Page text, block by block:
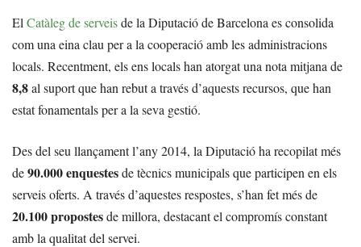
El Catàleg de serveisde la Diputació de Barcelona es consolida
com una eina clau per a la cooperació amb les administracions
locals. Recentment, els ens locals han atorgat una nota mitjana de
8,8al suport que han rebut a través d’aquests recursos, que han
estat fonamentals per a la seva gestió.
Des del seu llançament l’any 2014, la Diputació ha recopilat més
de90.000 enquestesde tècnics municipals que participen en els
serveis oferts. A través d’aquestes respostes, s’han fet més de
20.100 propostesde millora, destacant el compromís constant
amb la qualitat del servei.